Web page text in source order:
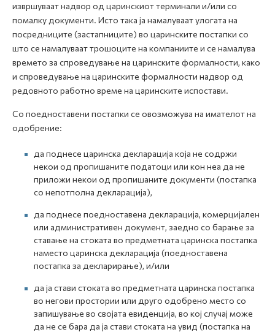
Медиа центар
Контакт
Е-Весник
извршуваат надвор од царинскиот терминали и/или со
помалку документи. Исто така ја намалуваат улогата на
посредниците (застапниците) во царинските постапки со
што се намалуваат трошоците на компаниите и се намалува
времето за спроведување на царинските формалности, како
и спроведување на царинските формалности надвор од
редовното работно време на царинските испостави.
Со поедноставени постапки се овозможува на имателот на
одобрение:
да поднесе царинска декларација која не содржи
некои од пропишаните податоци или кон неа да не
приложи некои од пропишаните документи (постапка
со непотполна декларација),
да поднесе поедноставена декларација, комерцијален
или административен документ, заедно со барање за
ставање на стоката во предметната царинска постапка
наместо царинска декларација (поедноставена
постапка за декларирање), и/или
да ја стави стоката во предметната царинска постапка
во негови простории или друго одобрено место со
запишување во својата евиденција, во кој случај може
да не се бара да ја стави стоката на увид (постапка на